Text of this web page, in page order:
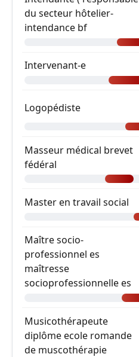
du secteur hôtelier-
intendance bf
Intervenant-e
Logopédiste
Masseur médical brevet
fédéral
Master en travail social
Maître socio-
professionnel es
maîtresse
socioprofessionnelle es
Musicothérapeute
diplôme ecole romande
de muscothérapie